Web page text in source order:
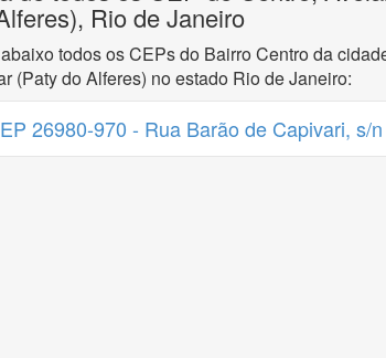
Rio de Janeiro
todos os CEPs do Bairro Centro da
(Paty do Alferes) no estado Rio de Janeiro:
26980-970 - Rua Barão de Capivari, s/n